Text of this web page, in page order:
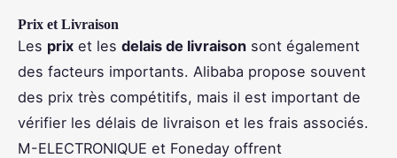
Prix et Livraison
Les prix et les delais de livraison sont également
des facteurs importants. Alibaba propose souvent
des prix très compétitifs, mais il est important de
vérifier les délais de livraison et les frais associés.
M-ELECTRONIQUE et Foneday offrent